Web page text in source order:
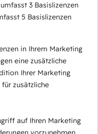
3 Basislizenzen
5 Basislizenzen
in Ihrem Marketing
eine zusätzliche
Ihrer Marketing
zusätzliche
auf Ihren Marketing